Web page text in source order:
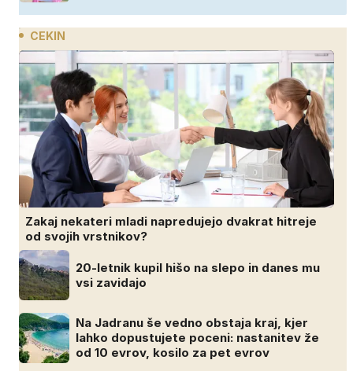
CEKIN
Zakaj nekateri mladi napredujejo dvakrat hitreje
od svojih vrstnikov?
20-letnik kupil hišo na slepo in danes mu
vsi zavidajo
Na Jadranu še vedno obstaja kraj, kjer
lahko dopustujete poceni: nastanitev že
od 10 evrov, kosilo za pet evrov